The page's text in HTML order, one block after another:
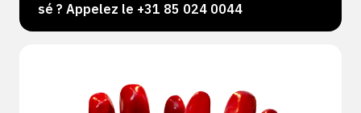
? Appelez le +31 85 024 0044